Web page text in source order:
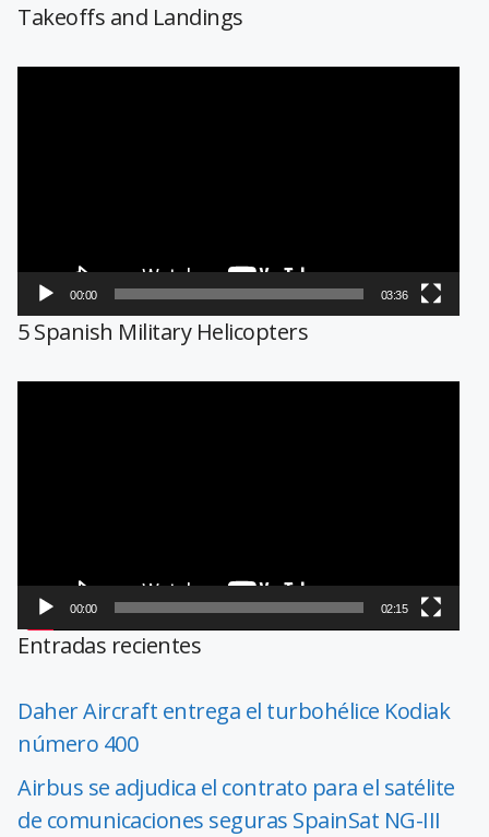
Takeoffs and Landings
00:00 03:36
5 Spanish Military Helicopters
00:00 02:15
Entradas recientes
Daher Aircraft entrega el turbohélice Kodiak
número 400
Airbus se adjudica el contrato para el satélite
de comunicaciones seguras SpainSat NG-III